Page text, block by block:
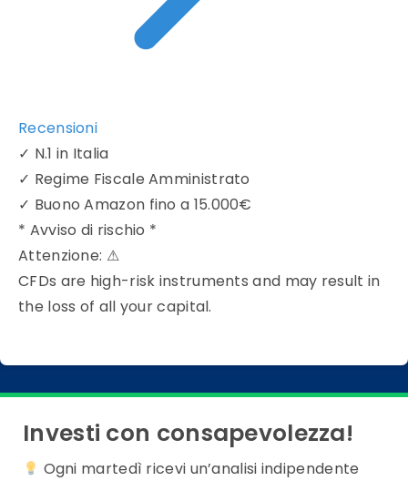
Recensioni
✓ N.1 in Italia
✓ Regime Fiscale Amministrato
✓ Buono Amazon fino a 15.000€
* Avviso di rischio *
Attenzione: ⚠
CFDs are high-risk instruments and may result in
the loss of all your capital.
Investi con consapevolezza!
Ogni martedì ricevi un’analisi indipendente